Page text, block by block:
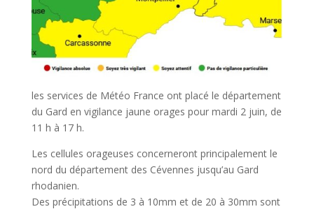
les services de Météo France ont placé le département
du Gard en vigilance jaune orages pour mardi 2 juin, de
11 h à 17 h.
Les cellules orageuses concerneront principalement le
nord du département des Cévennes jusqu’au Gard
rhodanien.
Des précipitations de 3 à 10mm et de 20 à 30mm sont